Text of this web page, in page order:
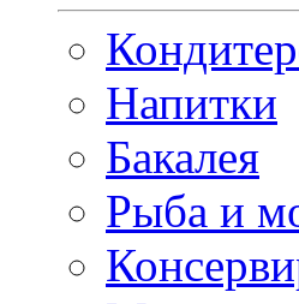
Напитки
Бакалея
Рыба и